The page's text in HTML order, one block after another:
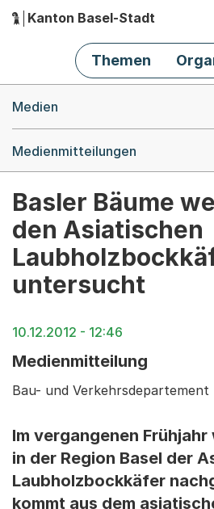
Hauptnavigation
Kanton Basel-Stadt
Themen
Medien
Medienmitteilungen
Basler Bäume
den Asiatischen
untersucht
10.12.2012 - 12:46
Medienmitteilung
Bau- und Verkehrsdepartement
Im vergangenen
in der Region Basel der
Laubholzbockkäfer
kommt aus dem